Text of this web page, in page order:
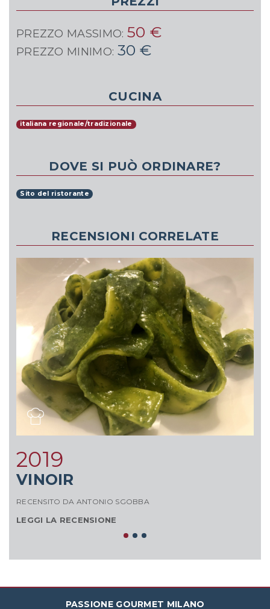
PREZZO MASSIMO: 50 €
PREZZO MINIMO: 30 €
CUCINA
italiana regionale/tradizionale
DOVE SI PUÒ ORDINARE?
Sito del ristorante
RECENSIONI CORRELATE
2019
VINOIR
RECENSITO DA ANTONIO SGOBBA
LEGGI LA RECENSIONE
PASSIONE GOURMET MILANO